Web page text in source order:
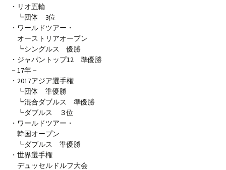
・リオ五輪
┗団体 3位
・ワールドツアー・
オーストリアオープン
┗シングルス 優勝
・ジャパントップ12 準優勝
－17年－
・2017アジア選手権
┗団体 準優勝
┗混合ダブルス 準優勝
┗ダブルス ３位
・ワールドツアー・
韓国オープン
┗ダブルス 準優勝
・世界選手権
デュッセルドルフ大会